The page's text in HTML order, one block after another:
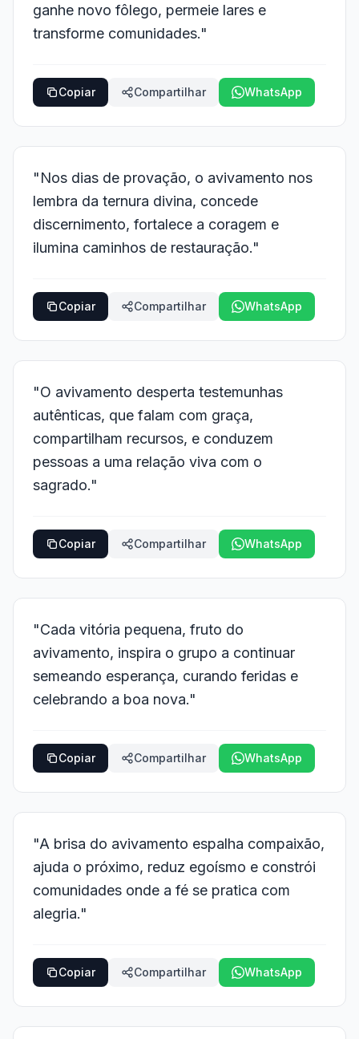
ganhe novo fôlego, permeie lares e
transforme comunidades."
Copiar Compartilhar WhatsApp
"Nos dias de provação, o avivamento nos
lembra da ternura divina, concede
discernimento, fortalece a coragem e
ilumina caminhos de restauração."
Copiar Compartilhar WhatsApp
"O avivamento desperta testemunhas
autênticas, que falam com graça,
compartilham recursos, e conduzem
pessoas a uma relação viva com o
sagrado."
Copiar Compartilhar WhatsApp
"Cada vitória pequena, fruto do
avivamento, inspira o grupo a continuar
semeando esperança, curando feridas e
celebrando a boa nova."
Copiar Compartilhar WhatsApp
"A brisa do avivamento espalha compaixão,
ajuda o próximo, reduz egoísmo e constrói
comunidades onde a fé se pratica com
alegria."
Copiar Compartilhar WhatsApp